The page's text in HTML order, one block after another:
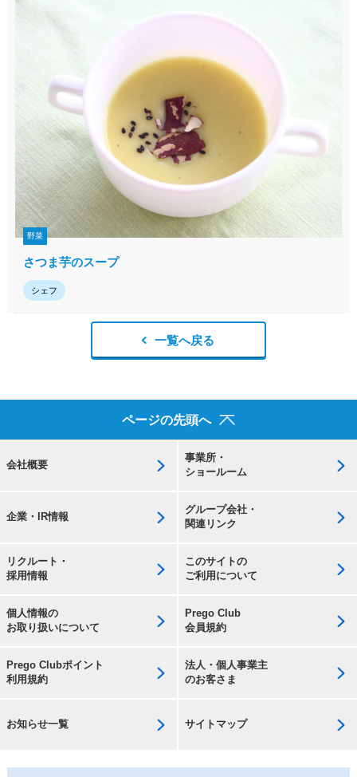
野菜
さつま芋のスープ
シェフ
一覧へ戻る
ページの先頭へ
会社概要
事業所・
ショールーム
企業・IR情報
グループ会社・
関連リンク
リクルート・
採用情報
このサイトの
ご利用について
個人情報の
お取り扱いについて
Prego Club
会員規約
Prego Clubポイント
利用規約
法人・個人事業主
のお客さま
お知らせ一覧 サイトマップ